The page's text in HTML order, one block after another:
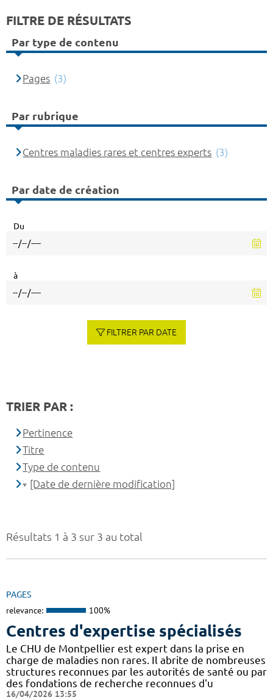
Résultats 1 à 3 sur 3 au total
PAGES
relevance: 100%
Centres d'expertise spécialisés
Le CHU de Montpellier est expert dans la prise en
charge de maladies non rares. Il abrite de nombreuses
structures reconnues par les autorités de santé ou par
des fondations de recherche reconnues d'u
16/04/2026 13:55
FILTRE DE RÉSULTATS
Par type de contenu
Pages (3)
Par rubrique
Centres maladies rares et centres experts (3)
Par date de création
Du
à
FILTRER PAR DATE
TRIER PAR :
Pertinence
Titre
Type de contenu
[Date de dernière modification]